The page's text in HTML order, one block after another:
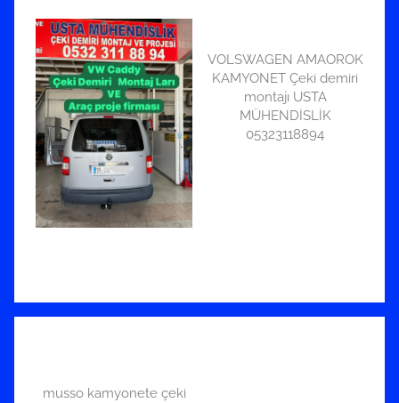
VOLSWAGEN AMAOROK
KAMYONET Çeki demiri
montajı USTA
MÜHENDİSLİK
05323118894
musso kamyonete çeki